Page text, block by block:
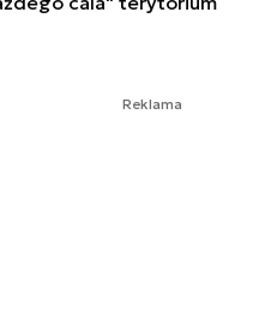
Reklama